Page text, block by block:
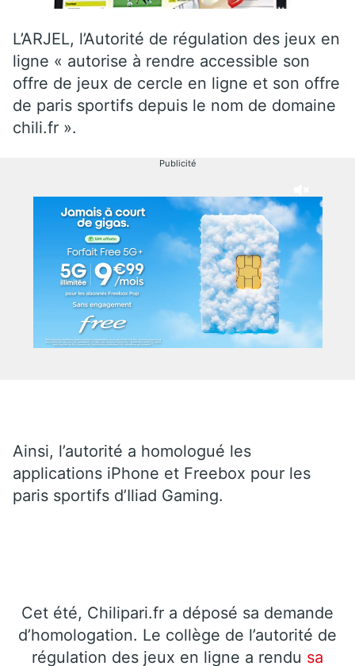
L’ARJEL, l’Autorité de régulation des jeux en
ligne « autorise à rendre accessible son
offre de jeux de cercle en ligne et son offre
de paris sportifs depuis le nom de domaine
chili.fr ».
Publicité
Ainsi, l’autorité a homologué les
applications iPhone et Freebox pour les
paris sportifs d’Iliad Gaming.
Cet été, Chilipari.fr a déposé sa demande
d’homologation. Le collège de l’autorité de
régulation des jeux en ligne a rendu sa